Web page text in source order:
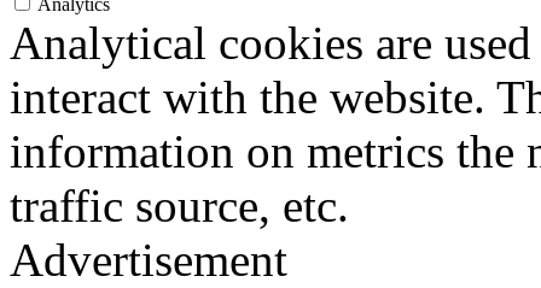
Analytics
Analytical cookies are
interact with the website.
information on metrics the
traffic source, etc.
Advertisement